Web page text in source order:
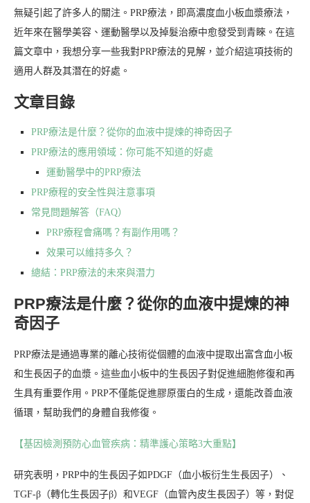
無疑引起了許多人的關注。PRP療法，即高濃度血小板血漿療法，
近年來在醫學美容、運動醫學以及掉髮治療中愈發受到青睞。在這
篇文章中，我想分享一些我對PRP療法的見解，並介紹這項技術的
適用人群及其潛在的好處。
文章目錄
PRP療法是什麼？從你的血液中提煉的神奇因子
PRP療法的應用領域：你可能不知道的好處
運動醫學中的PRP療法
PRP療程的安全性與注意事項
常見問題解答（FAQ）
PRP療程會痛嗎？有副作用嗎？
效果可以維持多久？
總結：PRP療法的未來與潛力
PRP療法是什麼？從你的血液中提煉的神
奇因子
PRP療法是通過專業的離心技術從個體的血液中提取出富含血小板
和生長因子的血漿。這些血小板中的生長因子對促進細胞修復和再
生具有重要作用。PRP不僅能促進膠原蛋白的生成，還能改善血液
循環，幫助我們的身體自我修復。
【基因檢測預防心血管疾病：精準護心策略3大重點】
研究表明，PRP中的生長因子如PDGF（血小板衍生生長因子）、
TGF-β（轉化生長因子β）和VEGF（血管內皮生長因子）等，對促